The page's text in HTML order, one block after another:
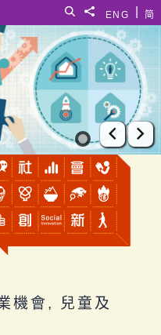
简
ENG
分享給
搜尋
上一張
下
機會, 兒童及